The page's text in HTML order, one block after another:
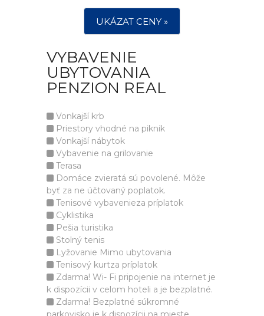
UKÁZAT CENY »
VYBAVENIE
UBYTOVANIA
PENZION REAL
Vonkajší krb
Priestory vhodné na piknik
Vonkajší nábytok
Vybavenie na grilovanie
Terasa
Domáce zvieratá sú povolené. Môže
byť za ne účtovaný poplatok.
Tenisové vybavenieza príplatok
Cyklistika
Pešia turistika
Stolný tenis
Lyžovanie Mimo ubytovania
Tenisový kurtza príplatok
Zdarma! Wi- Fi pripojenie na internet je
k dispozícii v celom hoteli a je bezplatné.
Zdarma! Bezplatné súkromné